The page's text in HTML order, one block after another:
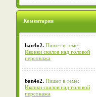
Коментарии
ban4o2. Пишет в теме:
Иконки скилов над головой
персонажа
ban4o2. Пишет в теме:
Иконки скилов над головой
персонажа